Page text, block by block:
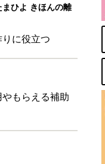
ひよ きほんの離
に役立つ
もらえる補助